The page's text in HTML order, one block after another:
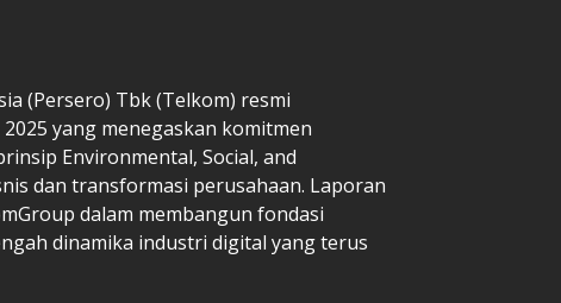
(Persero) Tbk (Telkom) resmi
yang menegaskan komitmen
Environmental, Social, and
dan transformasi perusahaan. Laporan
dalam membangun fondasi
dinamika industri digital yang terus